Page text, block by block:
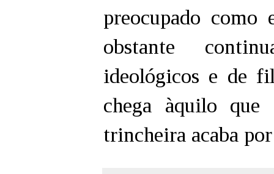
preocupado
obstante
ideológicos e de
chega àquilo
trincheira acaba